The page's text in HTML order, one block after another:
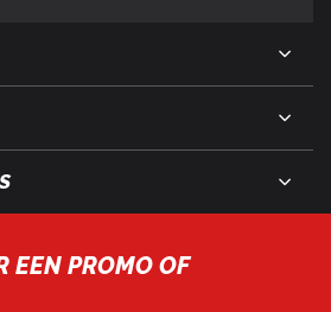
EEN PROMO OF